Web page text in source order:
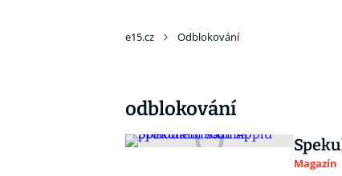
e15.cz Odblokování
odblokování
Magazín